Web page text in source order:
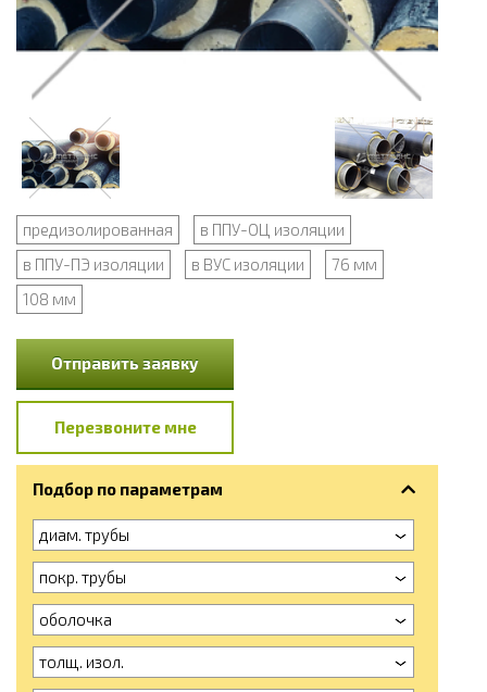
предизолированная
в ППУ-ОЦ изоляции
в ППУ-ПЭ изоляции
в ВУС изоляции
76 мм
108 мм
Отправить заявку
Перезвоните мне
Подбор по параметрам
диам. трубы
покр. трубы
оболочка
толщ. изол.